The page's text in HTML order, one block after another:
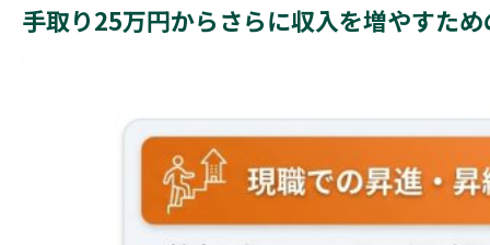
手取り25万円からさらに収入を増やすた